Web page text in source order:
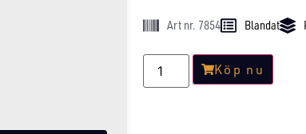
Art nr. 7854 Blandat
Köp nu